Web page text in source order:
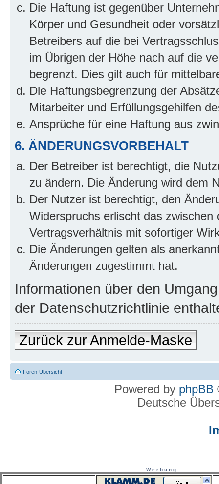
Die Haftung ist gegenüber
Körper und Gesundheit oder
Betreibers auf die bei
im Übrigen der Höhe nach auf die
begrenzt. Dies gilt auch für
Die Haftungsbegrenzung der
Mitarbeiter und Erfüllungsgehilfen
Ansprüche für eine Haftung aus
6. ÄNDERUNGSVORBEHALT
Der Betreiber ist berechtigt, die
zu ändern. Die Änderung wird dem
Der Nutzer ist berechtigt, den
Widerspruchs erlischt das
Vertragsverhältnis mit sofortiger
Die Änderungen gelten als
Änderungen zugestimmt hat.
Informationen über den
der Datenschutzrichtlinie
Zurück zur Anmelde-Maske
Foren-Übersicht
Powered by phpBB
Deutsche
W e r b u n g